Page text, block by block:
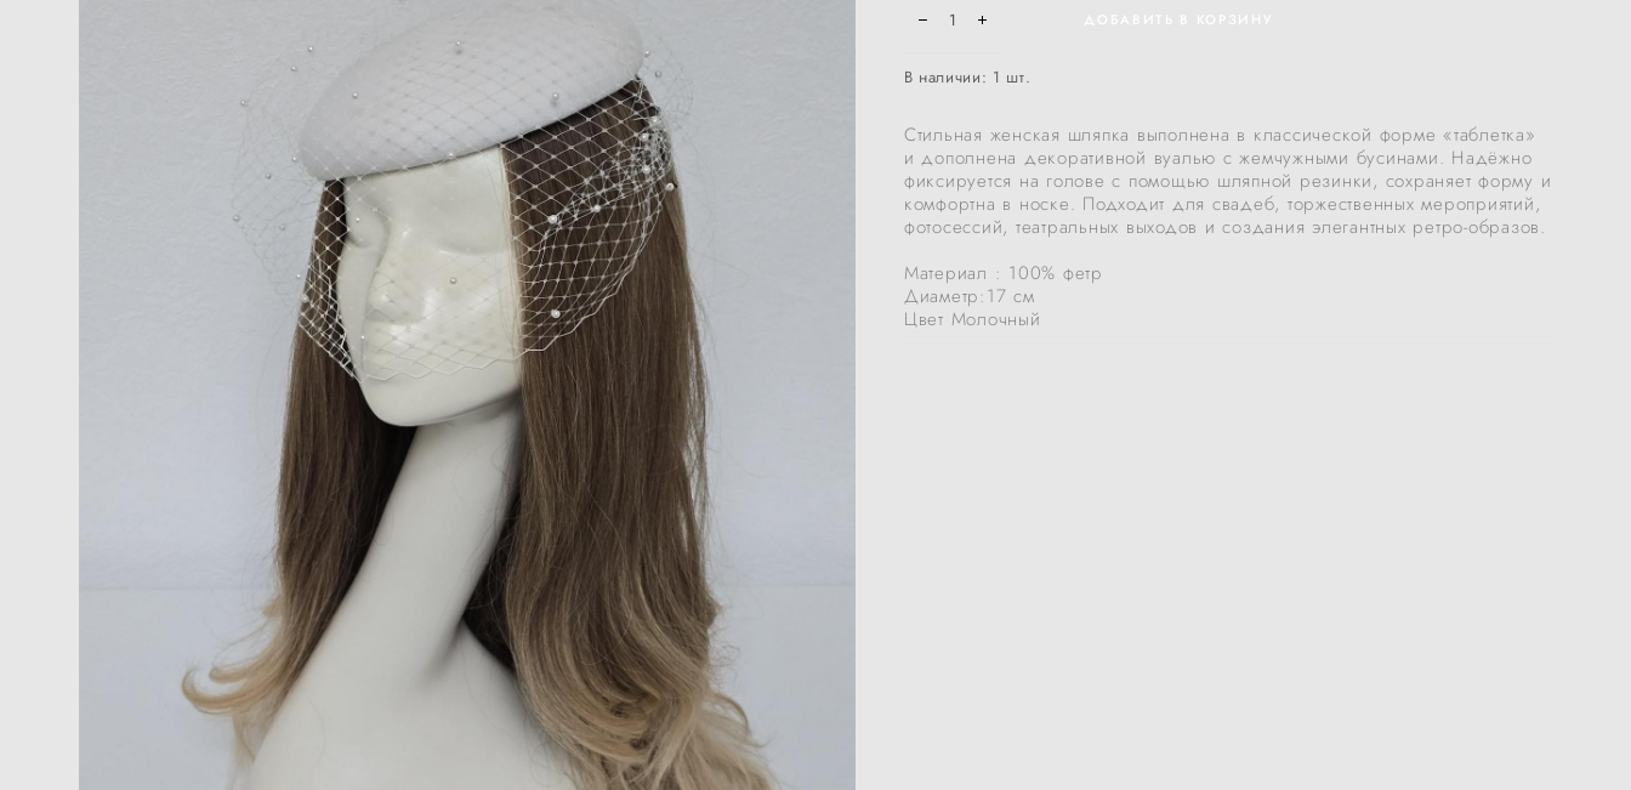
В наличии: 1 шт.
ДОБАВИТЬ В КОРЗИНУ
Стильная женская шляпка выполнена в классической форме «таблетка»
и дополнена декоративной вуалью с жемчужными бусинами. Надёжно
фиксируется на голове с помощью шляпной резинки, сохраняет форму и
комфортна в носке. Подходит для свадеб, торжественных мероприятий,
фотосессий, театральных выходов и создания элегантных ретро-образов.
Материал : 100% фетр
Диаметр:17 см
Цвет Молочный